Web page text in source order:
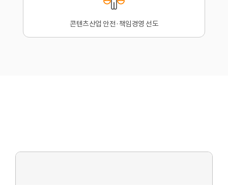
콘텐츠산업 안전·책임경영 선도